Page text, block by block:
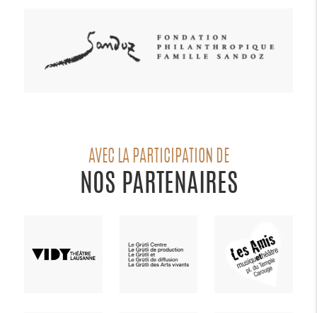
AVEC LA PARTICIPATION DE
NOS PARTENAIRES